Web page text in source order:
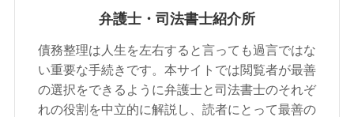
弁護士・司法書士紹介所
債務整理は人生を左右すると言っても過言ではな
い重要な手続きです。本サイトでは閲覧者が最善
の選択をできるように弁護士と司法書士のそれぞ
れの役割を中立的に解説し、読者にとって最善の